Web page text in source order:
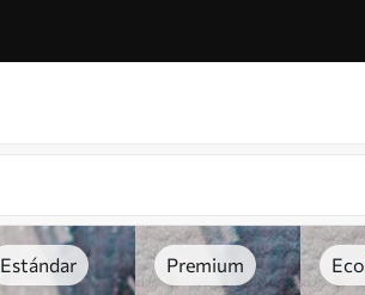
Estándar Premium Eco